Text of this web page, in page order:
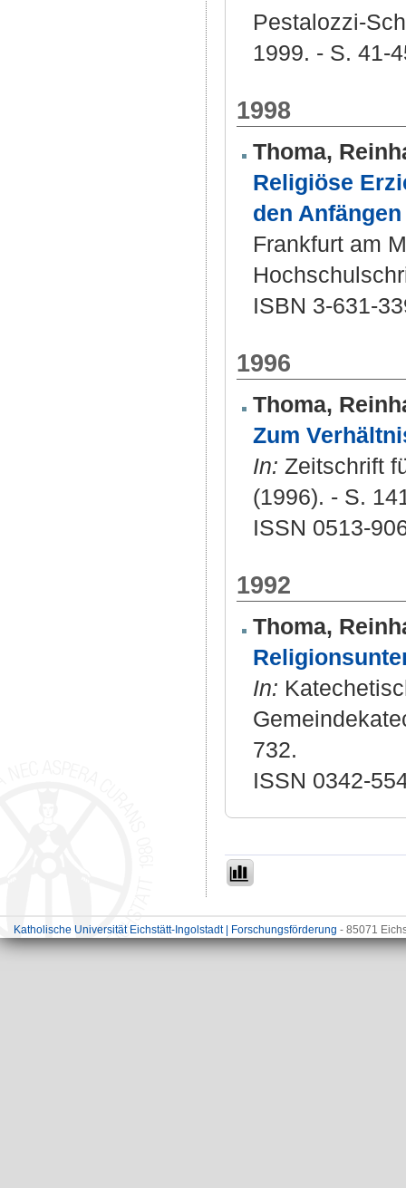
Pestalozzi-
1999. - S. 41-
1998
Thoma,
Religiöse
den
Frankfurt am
ISBN 3-631-
1996
Thoma,
Zum
In: Zeitschrift
(1996). - S.
ISSN 0513-
1992
Thoma,
In:
732.
ISSN 0342-
Katholische Universität Eichstätt-Ingolstadt | Forschungsförderung - 85071